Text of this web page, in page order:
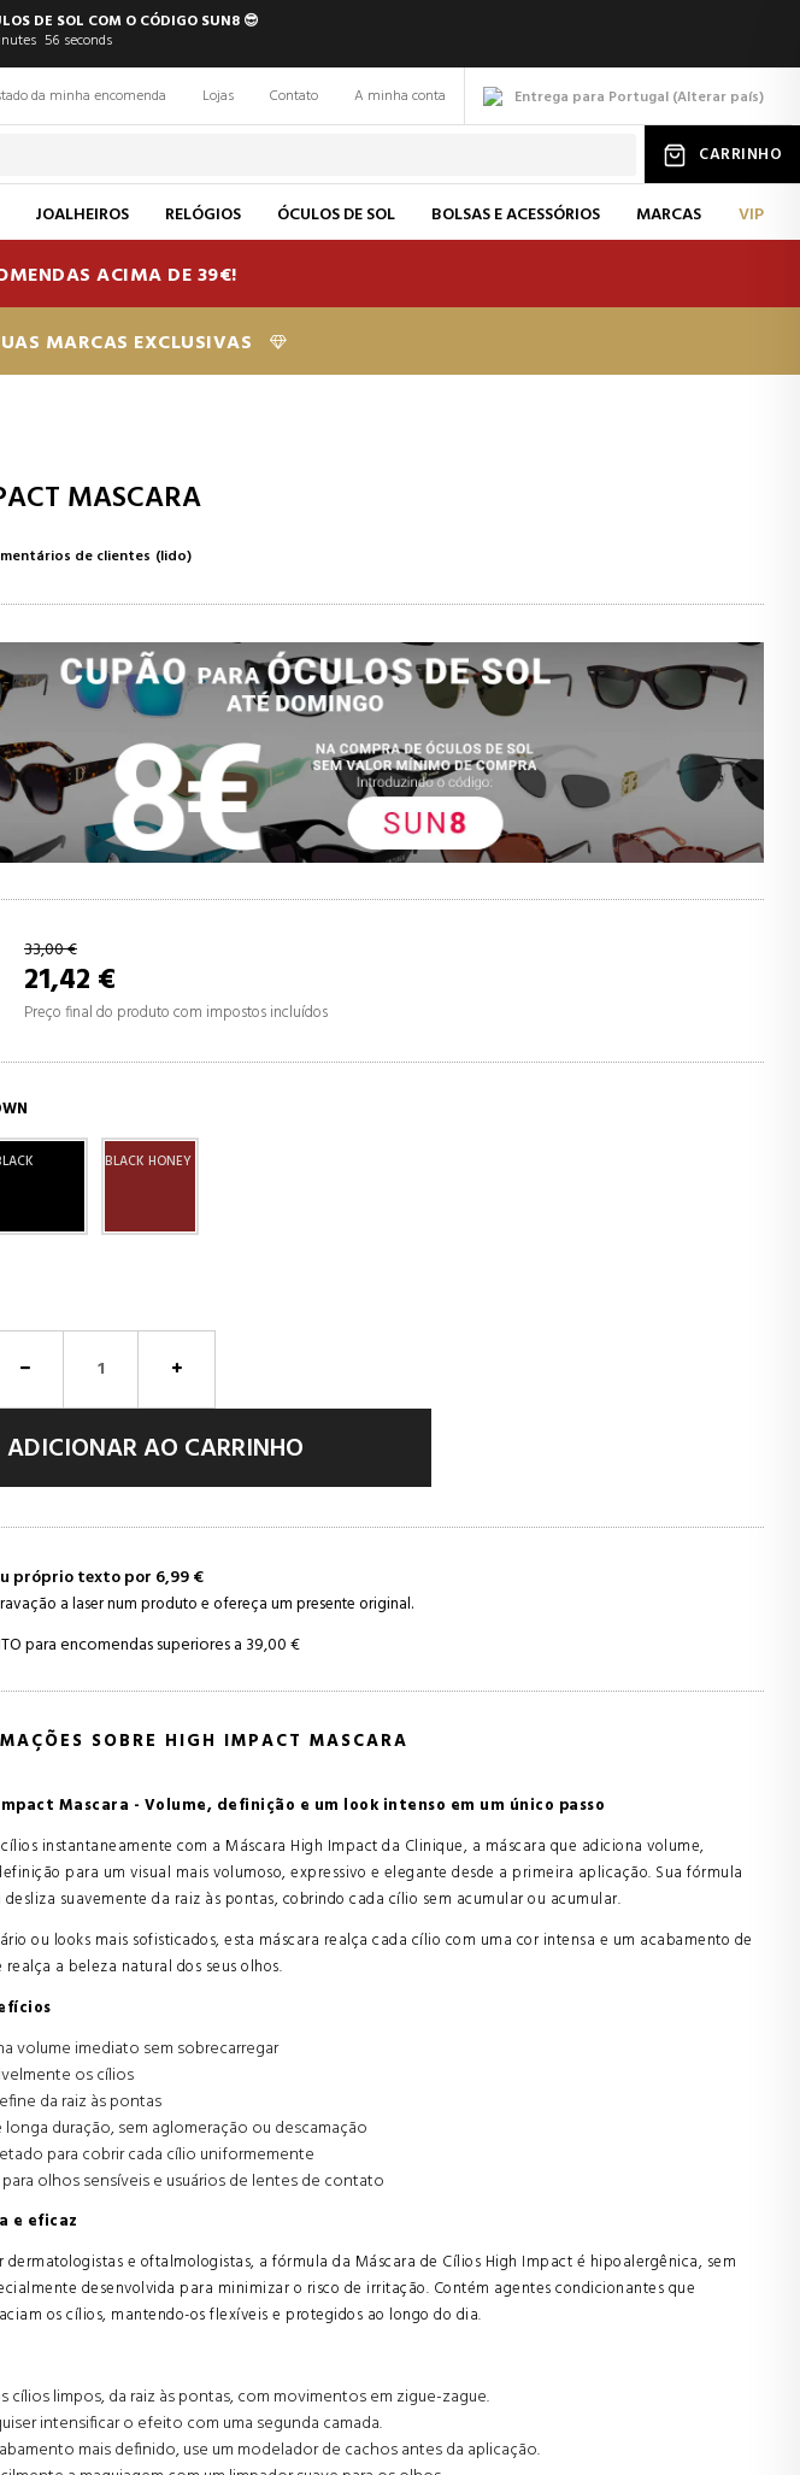
DE SOL COM O CÓDIGO SUN8 😎
55 seconds
Entrega para Portugal (Alterar país)
da minha encomenda Lojas Contato A minha conta
CARRINHO
JOALHEIROS RELÓGIOS ÓCULOS DE SOL BOLSAS E ACESSÓRIOS MARCAS VIP
ACIMA DE 39€!
MARCAS EXCLUSIVAS
MASCARA
de clientes (lido)
33,00 €
21,42 €
Preço final do produto com impostos incluídos
BLACK HONEY
ADICIONAR AO CARRINHO
próprio texto por 6,99 €
a laser num produto e ofereça um presente original.
para encomendas superiores a 39,00 €
SOBRE HIGH IMPACT MASCARA
Mascara - Volume, definição e um look intenso em um único passo
instantaneamente com a Máscara High Impact da Clinique, a máscara que adiciona volume,
para um visual mais volumoso, expressivo e elegante desde a primeira aplicação. Sua fórmula
suavemente da raiz às pontas, cobrindo cada cílio sem acumular ou acumular.
ou looks mais sofisticados, esta máscara realça cada cílio com uma cor intensa e um acabamento de
a beleza natural dos seus olhos.
volume imediato sem sobrecarregar
os cílios
da raiz às pontas
longa duração, sem aglomeração ou descamação
para cobrir cada cílio uniformemente
olhos sensíveis e usuários de lentes de contato
e eficaz
dermatologistas e oftalmologistas, a fórmula da Máscara de Cílios High Impact é hipoalergênica, sem
desenvolvida para minimizar o risco de irritação. Contém agentes condicionantes que
os cílios, mantendo-os flexíveis e protegidos ao longo do dia.
cílios limpos, da raiz às pontas, com movimentos em zigue-zague.
intensificar o efeito com uma segunda camada.
mais definido, use um modelador de cachos antes da aplicação.